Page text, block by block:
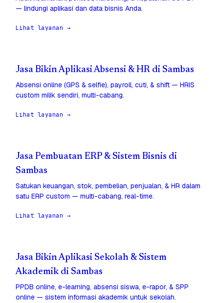
— lindungi aplikasi dan data bisnis Anda.
Lihat layanan →
Jasa Bikin Aplikasi Absensi & HR di Sambas
Absensi online (GPS & selfie), payroll, cuti, & shift — HRIS
custom milik sendiri, multi-cabang.
Lihat layanan →
Jasa Pembuatan ERP & Sistem Bisnis di
Sambas
Satukan keuangan, stok, pembelian, penjualan, & HR dalam
satu ERP custom — multi-cabang, real-time.
Lihat layanan →
Jasa Bikin Aplikasi Sekolah & Sistem
Akademik di Sambas
PPDB online, e-learning, absensi siswa, e-rapor, & SPP
online — sistem informasi akademik untuk sekolah.